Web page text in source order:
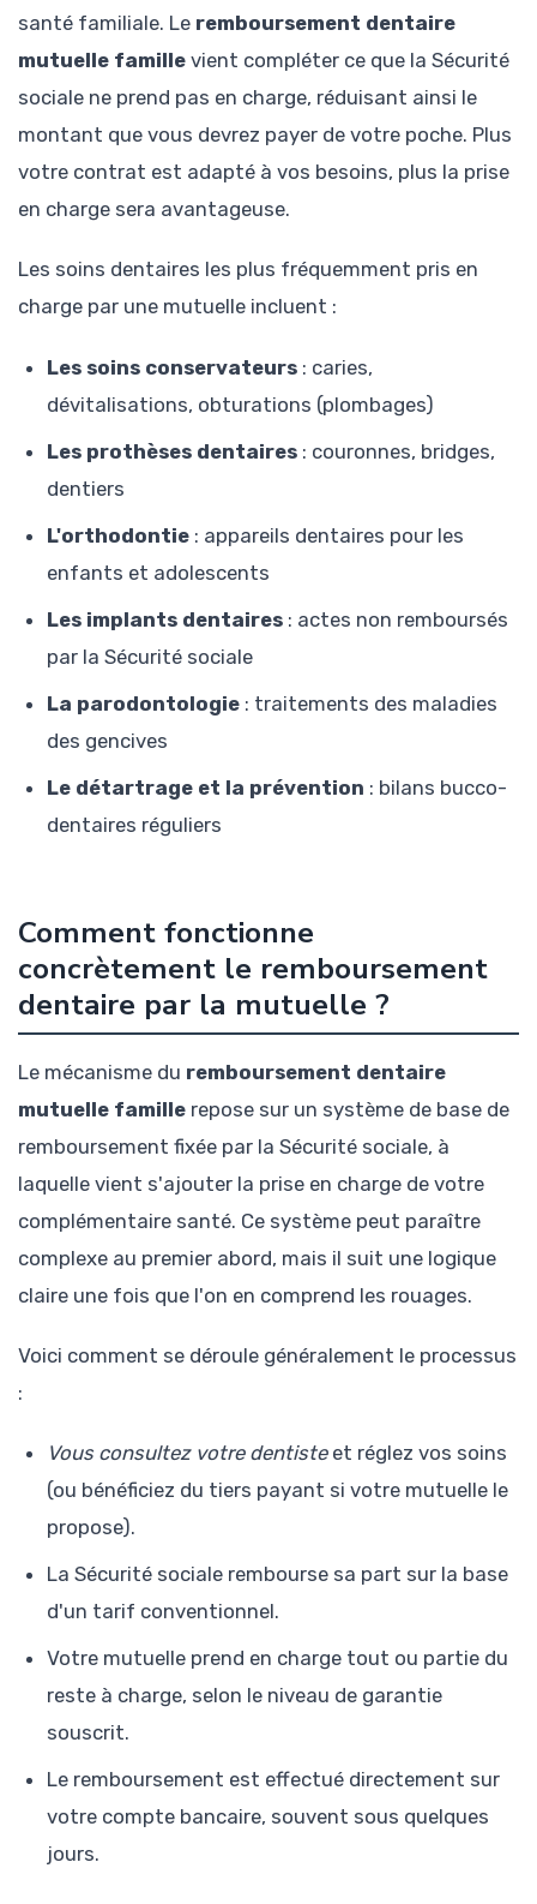
santé familiale. Le remboursement dentaire
mutuelle famille vient compléter ce que la Sécurité
sociale ne prend pas en charge, réduisant ainsi le
montant que vous devrez payer de votre poche. Plus
votre contrat est adapté à vos besoins, plus la prise
en charge sera avantageuse.
Les soins dentaires les plus fréquemment pris en
charge par une mutuelle incluent :
Les soins conservateurs : caries,
dévitalisations, obturations (plombages)
Les prothèses dentaires : couronnes, bridges,
dentiers
L'orthodontie : appareils dentaires pour les
enfants et adolescents
Les implants dentaires : actes non remboursés
par la Sécurité sociale
La parodontologie : traitements des maladies
des gencives
Le détartrage et la prévention : bilans bucco-
dentaires réguliers
Comment fonctionne
concrètement le remboursement
dentaire par la mutuelle ?
Le mécanisme du remboursement dentaire
mutuelle famille repose sur un système de base de
remboursement fixée par la Sécurité sociale, à
laquelle vient s'ajouter la prise en charge de votre
complémentaire santé. Ce système peut paraître
complexe au premier abord, mais il suit une logique
claire une fois que l'on en comprend les rouages.
Voici comment se déroule généralement le processus
:
Vous consultez votre dentisteet réglez vos soins
(ou bénéficiez du tiers payant si votre mutuelle le
propose).
La Sécurité sociale rembourse sa part sur la base
d'un tarif conventionnel.
Votre mutuelle prend en charge tout ou partie du
reste à charge, selon le niveau de garantie
souscrit.
Le remboursement est effectué directement sur
votre compte bancaire, souvent sous quelques
jours.